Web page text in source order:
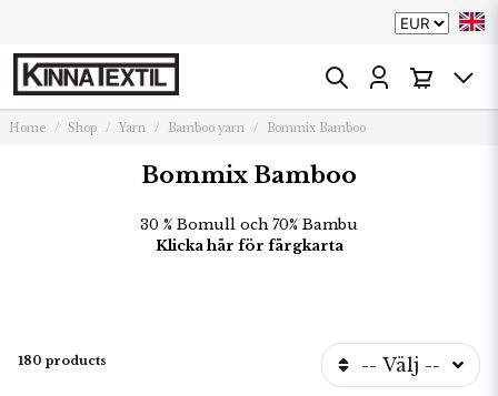
Home Shop Yarn Bamboo yarn Bommix Bamboo
Bommix Bamboo
30 % Bomull och 70% Bambu
Klicka här för färgkarta
180 products -- Välj --